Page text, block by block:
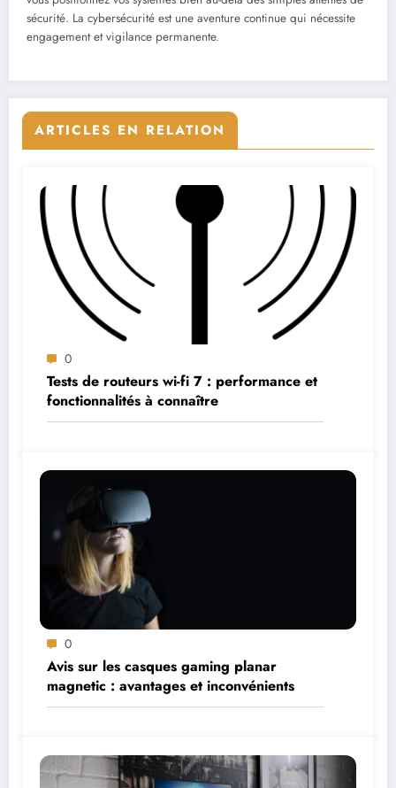
sécurité. La cybersécurité est une aventure continue qui nécessite
engagement et vigilance permanente.
ARTICLES EN RELATION
0
Tests de routeurs wi-fi 7 : performance et
fonctionnalités à connaître
0
Avis sur les casques gaming planar
magnetic : avantages et inconvénients